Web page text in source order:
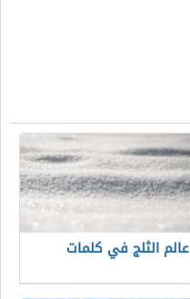
عالم الثلج في كلمات